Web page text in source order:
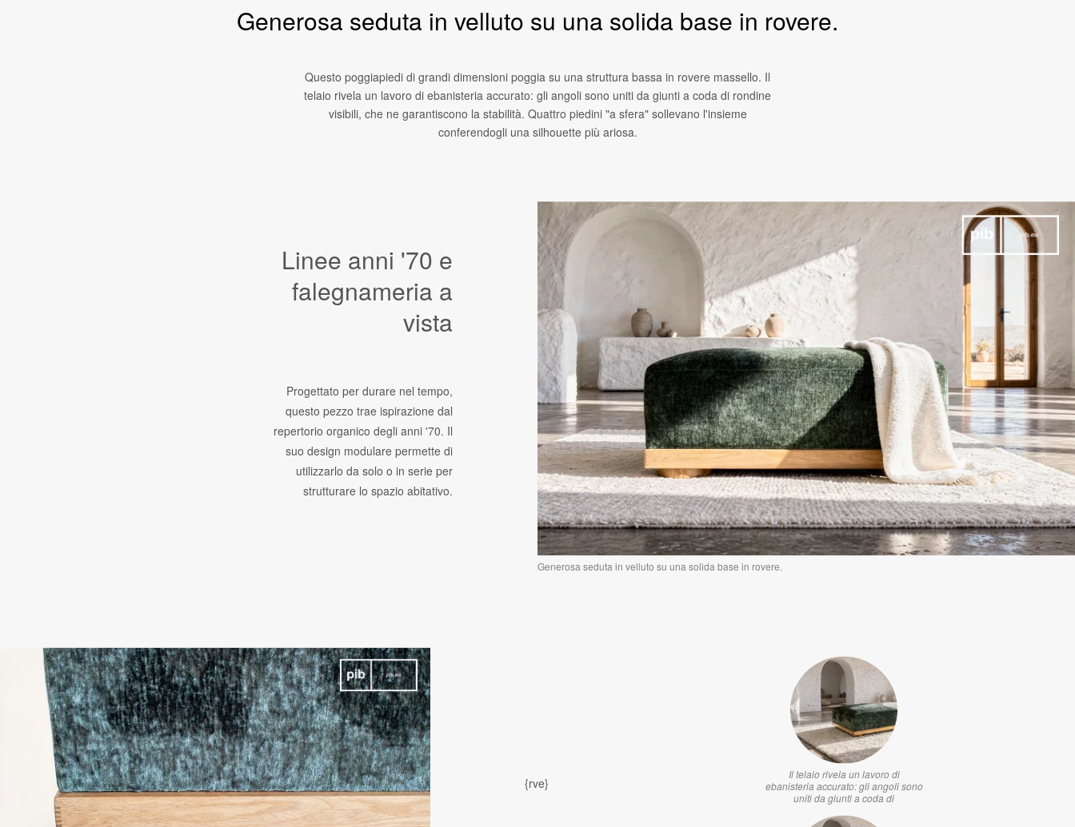
Generosa seduta in velluto su una solida base in rovere.
Questo poggiapiedi di grandi dimensioni poggia su una struttura bassa in rovere massello. Il
telaio rivela un lavoro di ebanisteria accurato: gli angoli sono uniti da giunti a coda di rondine
visibili, che ne garantiscono la stabilità. Quattro piedini "a sfera" sollevano l'insieme
conferendogli una silhouette più ariosa.
Generosa seduta in velluto su una solida base in rovere.
Linee anni '70 e
falegnameria a
vista
Progettato per durare nel tempo,
questo pezzo trae ispirazione dal
repertorio organico degli anni '70. Il
suo design modulare permette di
utilizzarlo da solo o in serie per
strutturare lo spazio abitativo.
{rve}
Il telaio rivela un lavoro di
ebanisteria accurato: gli angoli sono
uniti da giunti a coda di